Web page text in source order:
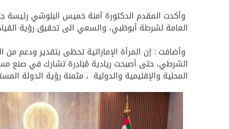
وأكدت المقدم الدكتورة آمنة خميس البلوشي رئيسة
العامة لشرطة أبوظبي، والسعي الى تحقيق رؤية
وأضافت : إن المرأة الإماراتية تحظى بتقدير ودعم من
الشرطي، حتى أصبحت ريادية مُبَادِرة تشارك في صنع
المحلية والإقليمية والدولية ، مثمنة رؤية الدولة